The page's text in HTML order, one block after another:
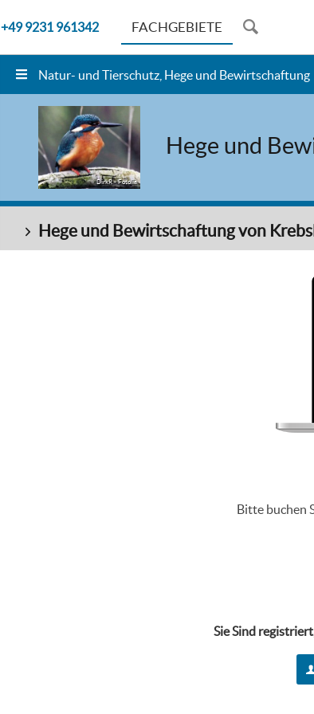
+49 9231 961342 FACHGEBIETE
Natur- und Tierschutz, Hege und Bewirtschaftung
DirkR - Fotolia
Hege und
Hege und Bewirtschaftung von
Bitte buchen
Sie Sind r